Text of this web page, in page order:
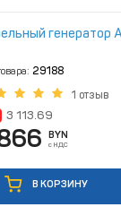
генератор
29188
1 отзыв
3 113.69
BYN
с НДС
В КОРЗИНУ